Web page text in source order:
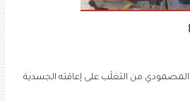
من التغلّب على إعاقته الجسدية